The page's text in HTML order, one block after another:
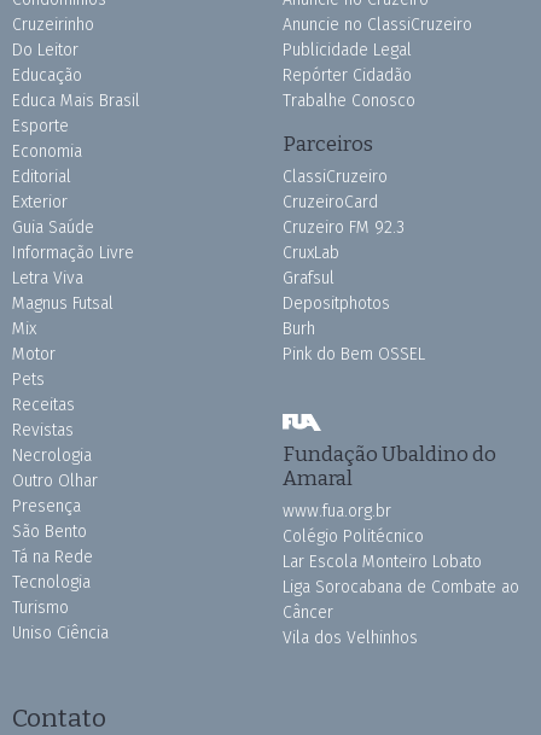
Cruzeirinho
Do Leitor
Educação
Educa Mais Brasil
Esporte
Economia
Editorial
Exterior
Guia Saúde
Informação Livre
Letra Viva
Magnus Futsal
Mix
Motor
Pets
Receitas
Revistas
Necrologia
Outro Olhar
Presença
São Bento
Tá na Rede
Tecnologia
Turismo
Uniso Ciência
Anuncie no ClassiCruzeiro
Publicidade Legal
Repórter Cidadão
Trabalhe Conosco
Parceiros
ClassiCruzeiro
CruzeiroCard
Cruzeiro FM 92.3
CruxLab
Grafsul
Depositphotos
Burh
Pink do Bem OSSEL
Fundação Ubaldino do
Amaral
www.fua.org.br
Colégio Politécnico
Lar Escola Monteiro Lobato
Liga Sorocabana de Combate ao
Câncer
Vila dos Velhinhos
Contato